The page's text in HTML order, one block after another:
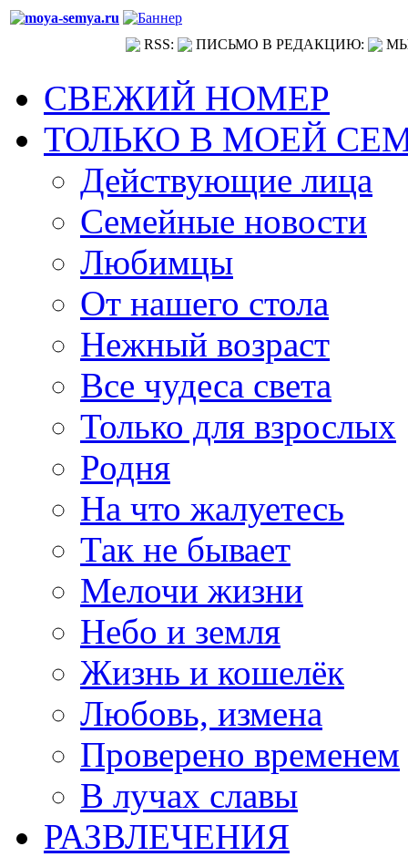
RSS: ПИСЬМО В РЕДАКЦИЮ:
СВЕЖИЙ НОМЕР
ТОЛЬКО В МОЕЙ
Действующие лица
Семейные новости
Любимцы
От нашего стола
Нежный возраст
Все чудеса света
Только для взрослых
Родня
На что жалуетесь
Так не бывает
Мелочи жизни
Небо и земля
Жизнь и кошелёк
Любовь, измена
Проверено временем
В лучах славы
РАЗВЛЕЧЕНИЯ